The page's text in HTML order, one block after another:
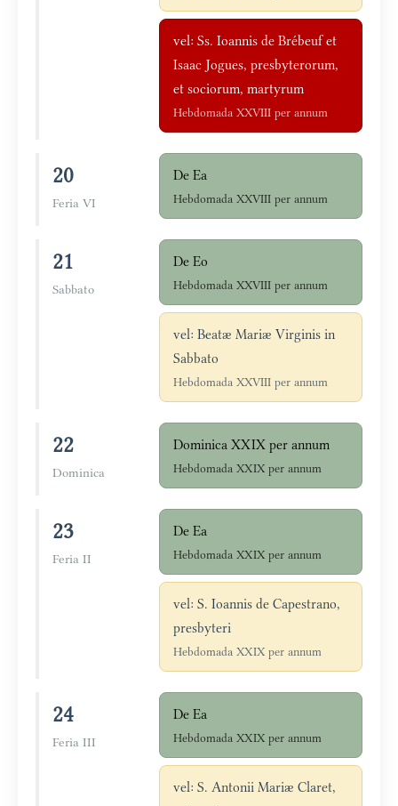
vel: Ss. Ioannis de Brébeuf et
Isaac Jogues, presbyterorum,
et sociorum, martyrum
Hebdomada XXVIII per annum
20
Feria VI
De Ea
Hebdomada XXVIII per annum
21
Sabbato
De Eo
Hebdomada XXVIII per annum
vel: Beatæ Mariæ Virginis in
Sabbato
Hebdomada XXVIII per annum
22
Dominica
Dominica XXIX per annum
Hebdomada XXIX per annum
23
Feria II
De Ea
Hebdomada XXIX per annum
vel: S. Ioannis de Capestrano,
presbyteri
Hebdomada XXIX per annum
24
Feria III
De Ea
Hebdomada XXIX per annum
vel: S. Antonii Mariæ Claret,